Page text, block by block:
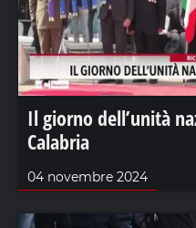
Il giorno dell’unità
Calabria
04 novembre 2024